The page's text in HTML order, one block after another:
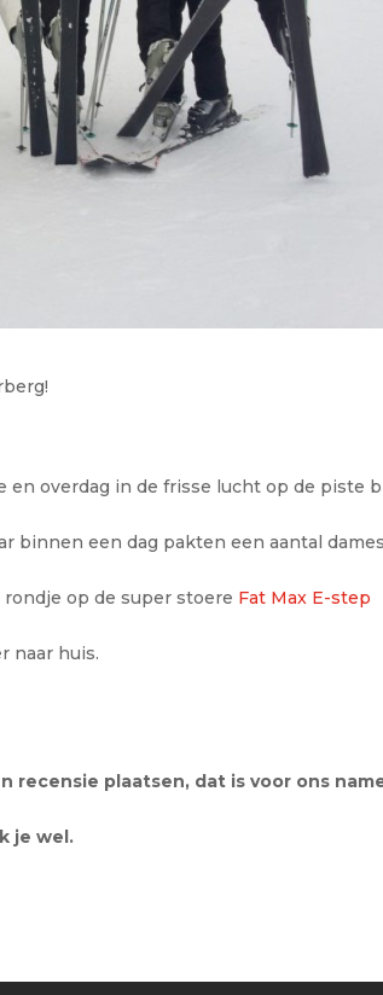
en overdag in de frisse lucht op de piste
binnen een dag pakten een aantal
op de super stoere Fat Max E-step
naar huis.
recensie plaatsen, dat is voor ons
je wel.